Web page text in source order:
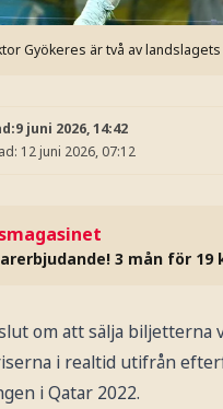
Gyökeres är två av
9 juni 2026, 14:42
12 juni 2026, 07:12
3 mån för 19
om att sälja biljetterna
i realtid utifrån
i Qatar 2022.